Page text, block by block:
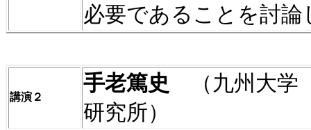
必要であることを討論
講演２
手老篤史
（九州大
研究所）